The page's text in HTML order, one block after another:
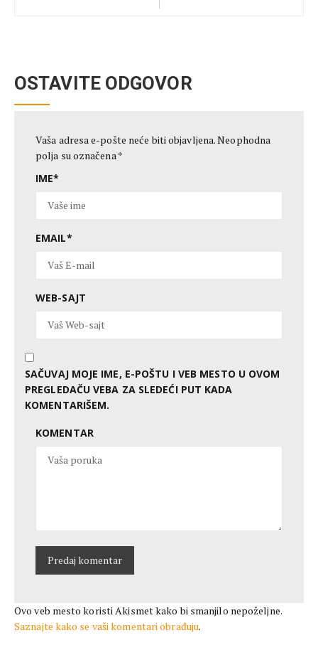
OSTAVITE ODGOVOR
Vaša adresa e-pošte neće biti objavljena.Neophodna
polja su označena *
IME*
EMAIL*
WEB-SAJT
SAČUVAJ MOJE IME, E-POŠTU I VEB MESTO U OVOM
PREGLEDAČU VEBA ZA SLEDEĆI PUT KADA
KOMENTARIŠEM.
KOMENTAR
Ovo veb mesto koristi Akismet kako bi smanjilo nepoželjne.
Saznajte kako se vaši komentari obrađuju.